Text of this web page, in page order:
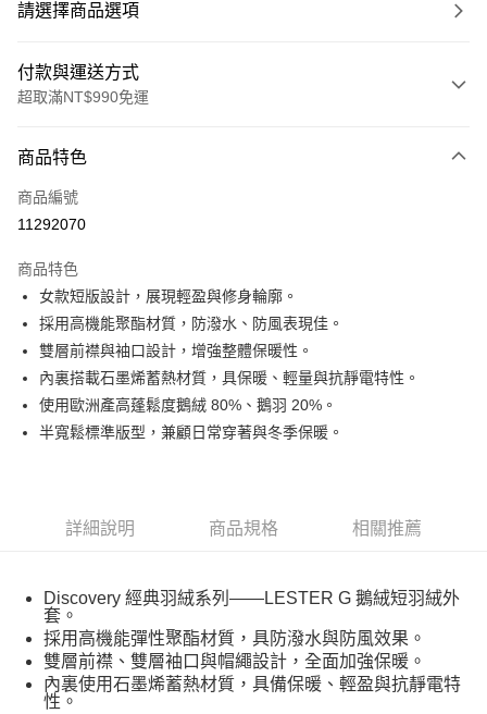
請選擇商品選項
付款與運送方式
超取滿NT$990免運
信用卡一次付款
超商取貨付款
Apple Pay
運送方式
全家取貨付款<未取貨列黑名單/不支援離島取退>
每筆NT$60，滿NT$990(含以上)免運費
7-11取貨付款<未取貨列黑名單/不支援離島取退>
7-11取貨<未取貨列黑名單/不支援離島取退>
每筆NT$60，滿NT$990(含以上)免運費
宅配
每筆NT$80，滿NT$990(含以上)免運費
商品特色
商品編號
11292070
商品特色
女款短版設計，展現輕盈與修身輪廓。
採用高機能聚酯材質，防潑水、防風表現佳。
雙層前襟與袖口設計，增強整體保暖性。
內裏搭載石墨烯蓄熱材質，具保暖、輕量與抗靜電特性。
使用歐洲產高蓬鬆度鵝絨 80%、鵝羽 20%。
半寬鬆標準版型，兼顧日常穿著與冬季保暖。
詳細說明 商品規格 相關推薦
Discovery 經典羽絨系列——LESTER G 鵝絨短羽絨外
套。
採用高機能彈性聚酯材質，具防潑水與防風效果。
雙層前襟、雙層袖口與帽繩設計，全面加強保暖。
內裏使用石墨烯蓄熱材質，具備保暖、輕盈與抗靜電特
性。